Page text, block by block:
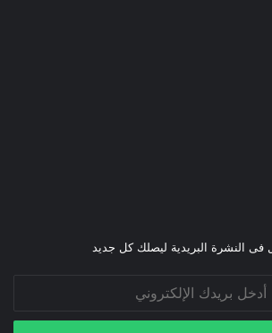
فى النشرة البريدية ليصلك كل جديد